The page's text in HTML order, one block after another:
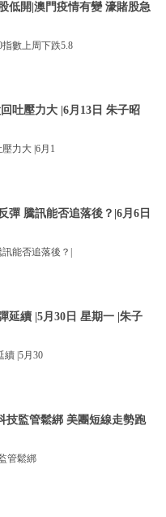
低開|澳門疫情有變 濠賭股急
數上周下跌5.8
吐壓力大 |6月13日 朱子昭
力大 |6月1
彈 騰訊能否追落後？|6月6日
能否追落後？|
延續 |5月30日 星期一 |朱子
續 |5月30
技監管鬆綁 美團短線走勢跑
管鬆綁